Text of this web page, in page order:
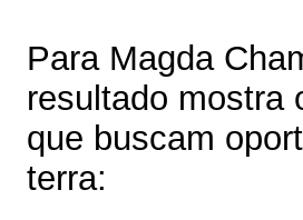
Para Magda
resultado mostra
que buscam
terra: